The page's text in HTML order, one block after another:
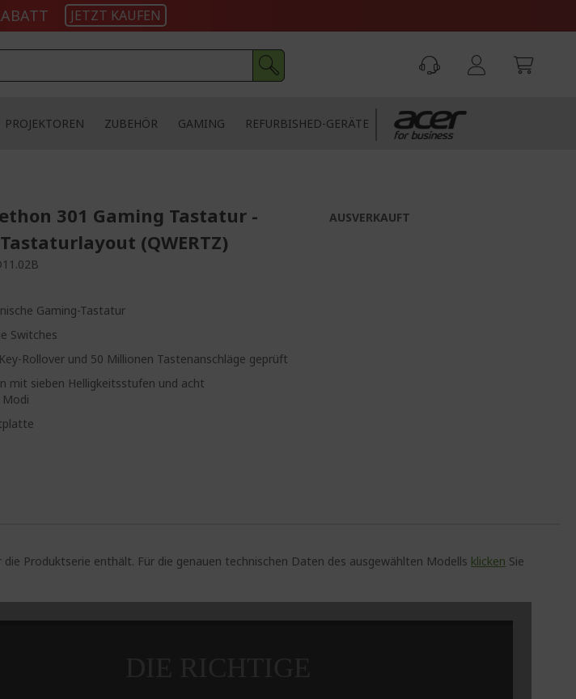
JETZT KAUFEN
PROJEKTOREN ZUBEHÖR GAMING REFURBISHED-GERÄTE
301 Gaming Tastatur -
(QWERTZ)
Gaming-Tastatur
Switches
Rollover und 50 Millionen Tastenanschläge geprüft
mit sieben Helligkeitsstufen und acht
AUSVERKAUFT
Produktserie enthält. Für die genauen technischen Daten des ausgewählten Modells klicken Sie